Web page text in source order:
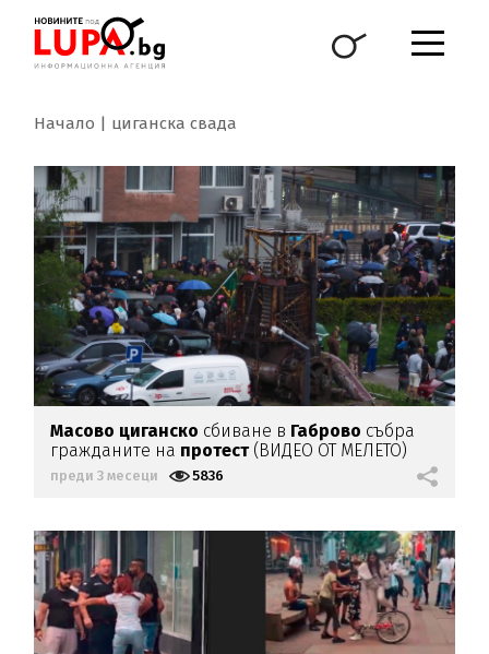
Начало циганска свада
Масово циганско сбиване в Габрово събра
гражданите на протест (ВИДЕО ОТ МЕЛЕТО)
преди 3 месеци 5836